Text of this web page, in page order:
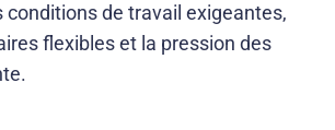
conditions de travail exigeantes,
flexibles et la pression des